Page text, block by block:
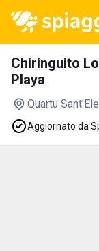
Chiringuito
Playa
Quartu
Aggiornato da